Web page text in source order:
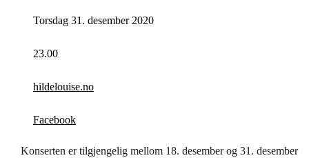
Torsdag 31. desember 2020
23.00
hildelouise.no
Facebook
Konserten er tilgjengelig mellom 18. desember og 31. desember